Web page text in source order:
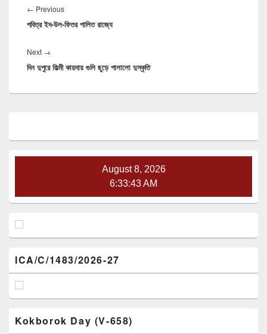
navigation
← PreviousPrevious
post:
পবিত্র ইদ-উল-ফিতর পালিত রাজ্যে
Next →
post:
দিন দুপুরে ফিল্মী কায়দায় গুলি ছুড়ে পালালো দুস্কৃতি
Widget
August 8, 2026
6:33:44 AM
ICA/C/1483/2026-27
Kokborok Day (V-658)